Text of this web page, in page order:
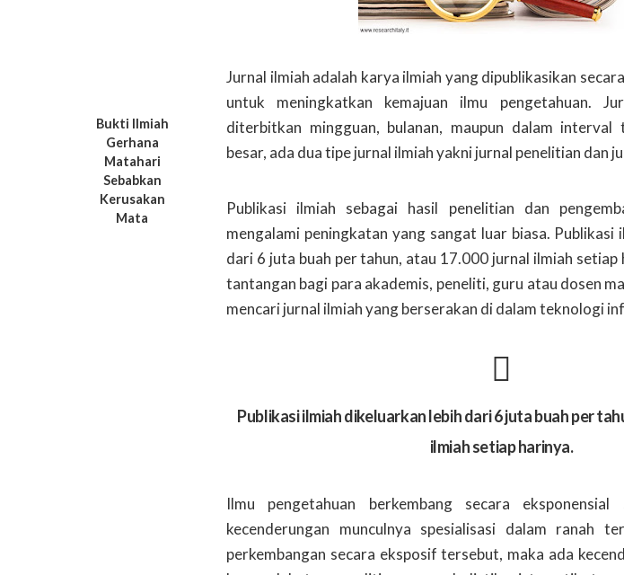
Bukti Ilmiah
Gerhana
Matahari
Sebabkan
Kerusakan
Mata
Jurnal ilmiah adalah karya ilmiah yang dipublikasikan
untuk meningkatkan kemajuan ilmu pengetahuan.
diterbitkan mingguan, bulanan, maupun dalam interval
besar, ada dua tipe jurnal ilmiah yakni jurnal penelitian dan
Publikasi ilmiah sebagai hasil penelitian dan
mengalami peningkatan yang sangat luar biasa. Publikasi
dari 6 juta buah per tahun, atau 17.000 jurnal ilmiah setiap
tantangan bagi para akademis, peneliti, guru atau dosen
mencari jurnal ilmiah yang berserakan di dalam teknologi
Publikasi ilmiah dikeluarkan lebih dari 6 juta buah per
ilmiah setiap harinya.
Ilmu pengetahuan berkembang secara
kecenderungan munculnya spesialisasi dalam ranah
perkembangan secara eksposif tersebut, maka ada